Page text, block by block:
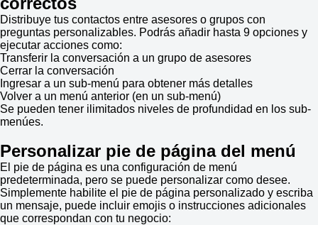
Distribuye tus contactos entre asesores o grupos con
preguntas personalizables. Podrás añadir hasta 9 opciones y
ejecutar acciones como:
Transferir la conversación a un grupo de asesores
Cerrar la conversación
Ingresar a un sub-menú para obtener más detalles
Volver a un menú anterior (en un sub-menú)
Se pueden tener ilimitados niveles de profundidad en los sub-
menúes.
Personalizar pie de página del menú
El pie de página es una configuración de menú
predeterminada, pero se puede personalizar como desee.
Simplemente habilite el pie de página personalizado y escriba
un mensaje, puede incluir emojis o instrucciones adicionales
que correspondan con tu negocio: